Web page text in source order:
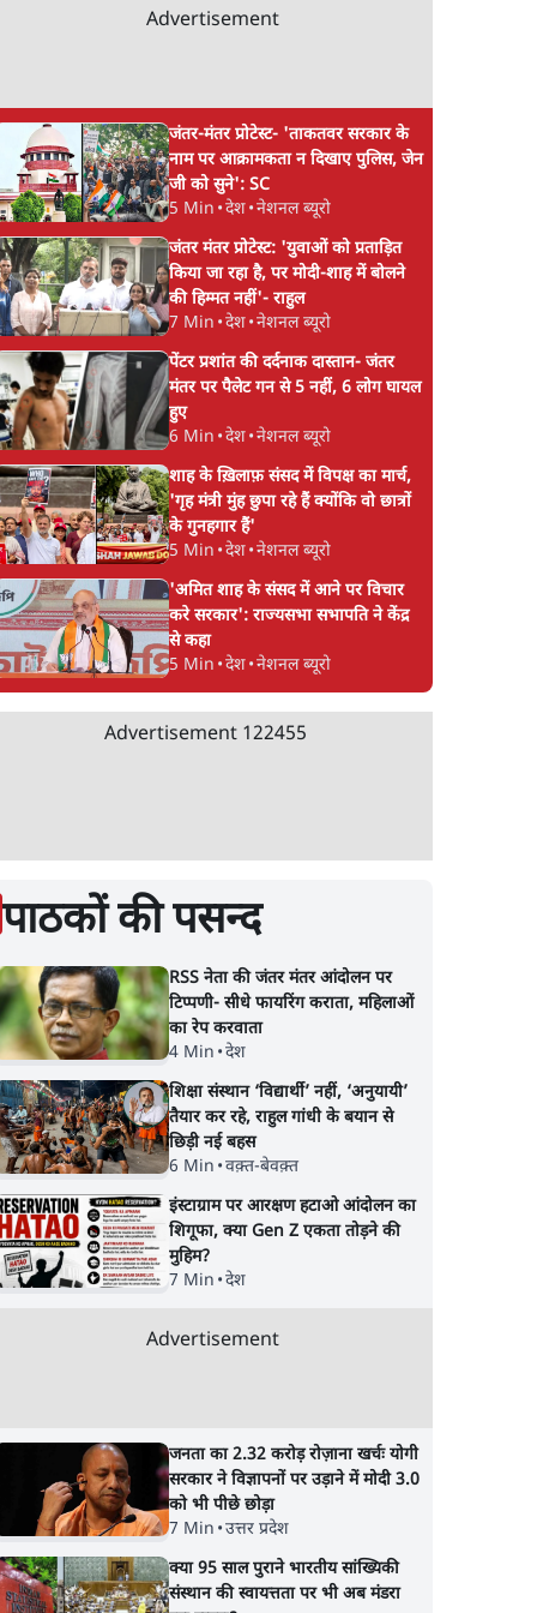
|
हुई
दिल्ली दंगा मामला: अंकित
शर्मा हत्याकांड में पूर्व AAP
पार्षद ताहिर हुसैन को उम्रकैद
फेल होगी?
बड़ा दावा- Amit
Advertisement
जंतर-मंतर प्रोटेस्ट- 'ताकतवर सरकार के
नाम पर आक्रामकता न दिखाए पुलिस, जेन
जी को सुने': SC
5 Min •देश•नेशनल ब्यूरो
जंतर मंतर प्रोटेस्ट: 'युवाओं को प्रताड़ित
किया जा रहा है, पर मोदी-शाह में बोलने
की हिम्मत नहीं'- राहुल
7 Min •देश•नेशनल ब्यूरो
पेंटर प्रशांत की दर्दनाक दास्तान- जंतर
मंतर पर पैलेट गन से 5 नहीं, 6 लोग घायल
हुए
6 Min •देश•नेशनल ब्यूरो
शाह के ख़िलाफ़ संसद में विपक्ष का मार्च,
'गृह मंत्री मुंह छुपा रहे हैं क्योंकि वो छात्रों
के गुनहगार हैं'
5 Min •देश•नेशनल ब्यूरो
'अमित शाह के संसद में आने पर विचार
करे सरकार': राज्यसभा सभापति ने केंद्र
से कहा
5 Min •देश•नेशनल ब्यूरो
Advertisement 122455
पाठकों की पसन्द
RSS नेता की जंतर मंतर आंदोलन पर
टिप्पणी- सीधे फायरिंग कराता, महिलाओं
का रेप करवाता
4 Min •देश
शिक्षा संस्थान ‘विद्यार्थी’ नहीं, ‘अनुयायी’
तैयार कर रहे, राहुल गांधी के बयान से
छिड़ी नई बहस
6 Min •वक़्त-बेवक़्त
इंस्टाग्राम पर आरक्षण हटाओ आंदोलन का
शिगूफा, क्या Gen Z एकता तोड़ने की
मुहिम?
7 Min •देश
Advertisement
जनता का 2.32 करोड़ रोज़ाना खर्चः योगी
सरकार ने विज्ञापनों पर उड़ाने में मोदी 3.0
को भी पीछे छोड़ा
7 Min •उत्तर प्रदेश
क्या 95 साल पुराने भारतीय सांख्यिकी
संस्थान की स्वायत्तता पर भी अब मंडरा